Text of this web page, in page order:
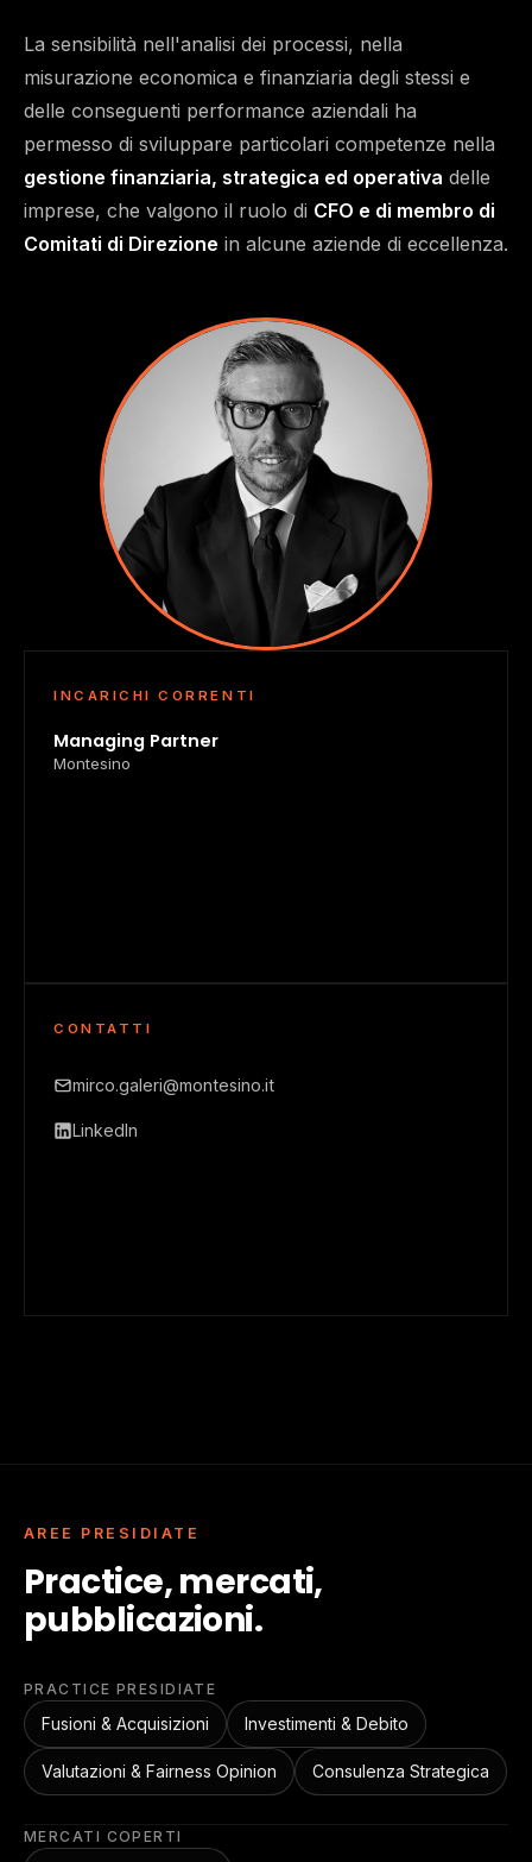
La sensibilità nell'analisi dei processi, nella
misurazione economica e finanziaria degli stessi e
delle conseguenti performance aziendali ha
permesso di sviluppare particolari competenze nella
gestione finanziaria, strategica ed operativa delle
imprese, che valgono il ruolo di CFO e di membro di
Comitati di Direzione in alcune aziende di eccellenza.
INCARICHI CORRENTI
Managing Partner
Montesino
CONTATTI
mirco.galeri@montesino.it
LinkedIn
AREE PRESIDIATE
Practice, mercati,
pubblicazioni.
PRACTICE PRESIDIATE
Fusioni & Acquisizioni Investimenti & Debito
Valutazioni & Fairness Opinion Consulenza Strategica
MERCATI COPERTI